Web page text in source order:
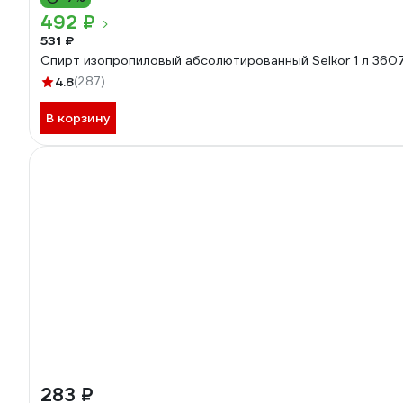
492 ₽
531 ₽
Спирт изопропиловый абсолютированный Selkor 1 л
4.8(287)
В корзину
283 ₽